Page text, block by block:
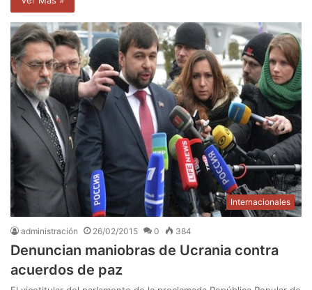
Internacionales
administración 26/02/2015 0 384
Denuncian maniobras de Ucrania contra
acuerdos de paz